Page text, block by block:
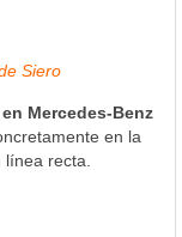
Siero
Mercedes-Benz
en la
recta.